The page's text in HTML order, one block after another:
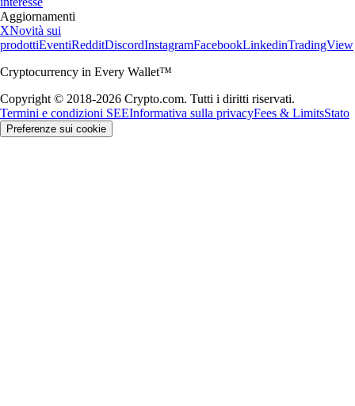
Aggiornamenti
XNovità sui
prodottiEventiRedditDiscordInstagramFacebookLinkedinTradingView
Cryptocurrency in Every Wallet™
Copyright © 2018-2026 Crypto.com. Tutti i diritti riservati.
Termini e condizioni SEEInformativa sulla privacyFees & LimitsStato
Preferenze sui cookie